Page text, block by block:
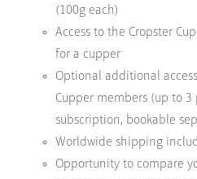
(100g each)
Access to the Cropster
for a cupper
Optional additional
Cupper members (up to 3
subscription, bookable
Worldwide shipping
Opportunity to compare